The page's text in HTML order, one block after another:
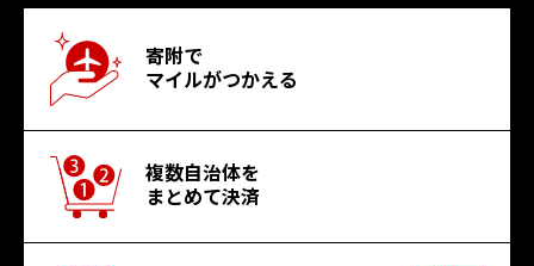
寄附で
マイルがつかえる
複数自治体を
まとめて決済